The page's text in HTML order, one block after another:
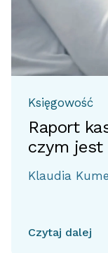
Księgowość
Raport
czym jest
Klaudia
Czytaj dalej